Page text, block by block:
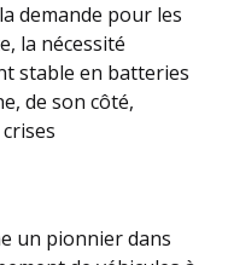
demande pour les
la nécessité
stable en batteries
de son côté,
un pionnier dans